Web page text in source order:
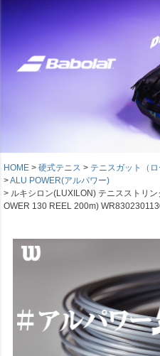
HOME 硬式テニス テニスガット（ロ
ALU POWER(アルパワー)
ルキシロン(LUXILON) テニスストリ
OWER 130 REEL 200m)